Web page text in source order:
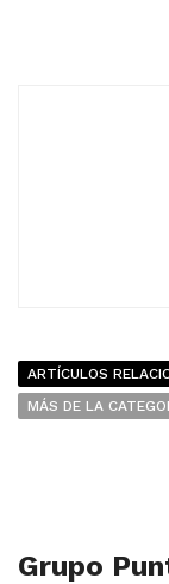
ARTÍCULOS
MÁS DE LA
Grupo